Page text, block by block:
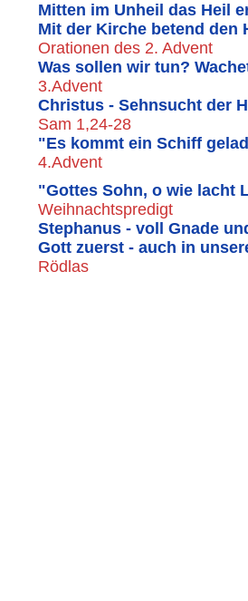
Mitten im Unheil das Heil
Mit der Kirche betend den
Orationen des 2. Advent
Was sollen wir tun?
3.Advent
Christus - Sehnsucht der
Sam 1,24-28
"Es kommt ein Schiff
4.Advent
"Gottes Sohn, o wie lacht
Weihnachtspredigt
Stephanus - voll Gnade
Gott zuerst - auch in
Rödlas